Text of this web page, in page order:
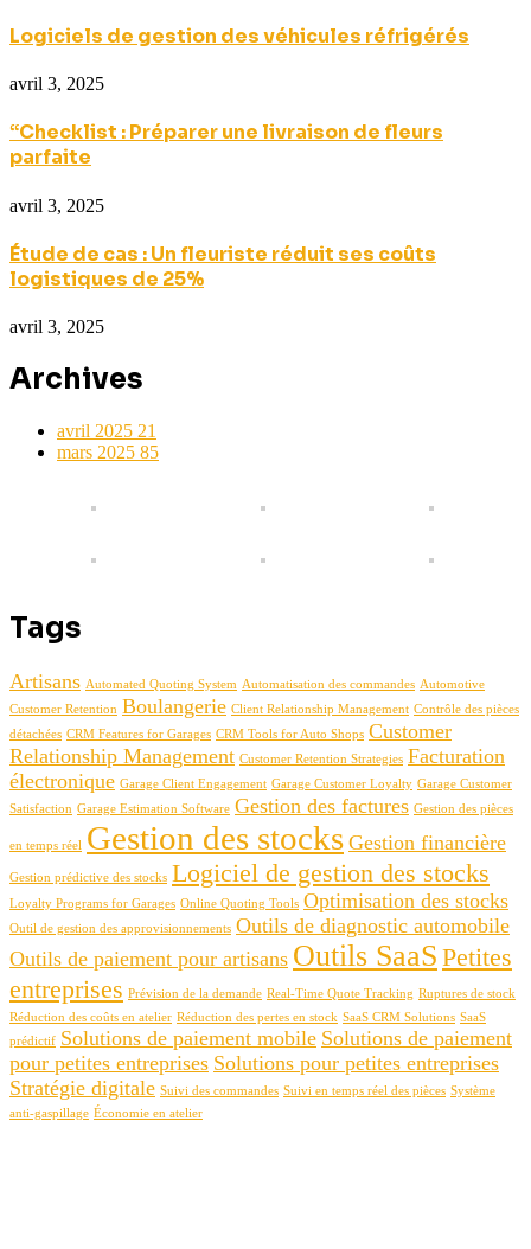
Logiciels de gestion des véhicules réfrigérés
avril 3, 2025
“Checklist : Préparer une livraison de fleurs
parfaite
avril 3, 2025
Étude de cas : Un fleuriste réduit ses coûts
logistiques de 25%
avril 3, 2025
Archives
avril 2025 21
mars 2025 85
Tags
Artisans Automated Quoting System Automatisation des commandes Automotive
Customer Retention Boulangerie Client Relationship Management Contrôle des pièces
détachées CRM Features for Garages CRM Tools for Auto Shops Customer
Relationship Management Customer Retention Strategies Facturation
électronique Garage Client Engagement Garage Customer Loyalty Garage Customer
Satisfaction Garage Estimation Software Gestion des factures Gestion des pièces
en temps réel Gestion des stocks Gestion financière
Gestion prédictive des stocks Logiciel de gestion des stocks
Loyalty Programs for Garages Online Quoting Tools Optimisation des stocks
Outil de gestion des approvisionnements Outils de diagnostic automobile
Outils de paiement pour artisans Outils SaaS Petites
entreprises Prévision de la demande Real-Time Quote Tracking Ruptures de stock
Réduction des coûts en atelier Réduction des pertes en stock SaaS CRM Solutions SaaS
prédictif Solutions de paiement mobile Solutions de paiement
pour petites entreprises Solutions pour petites entreprises
Stratégie digitale Suivi des commandes Suivi en temps réel des pièces Système
anti-gaspillage Économie en atelier